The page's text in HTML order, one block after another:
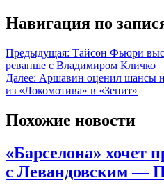
Навигация по
Предыдущая: Тайсон Фьюри
реванше с Владимиром Кличко
Далее: Аршавин оценил шансы
из «Локомотива» в «Зенит»
Похожие новости
«Барселона» хочет
с Левандовским —